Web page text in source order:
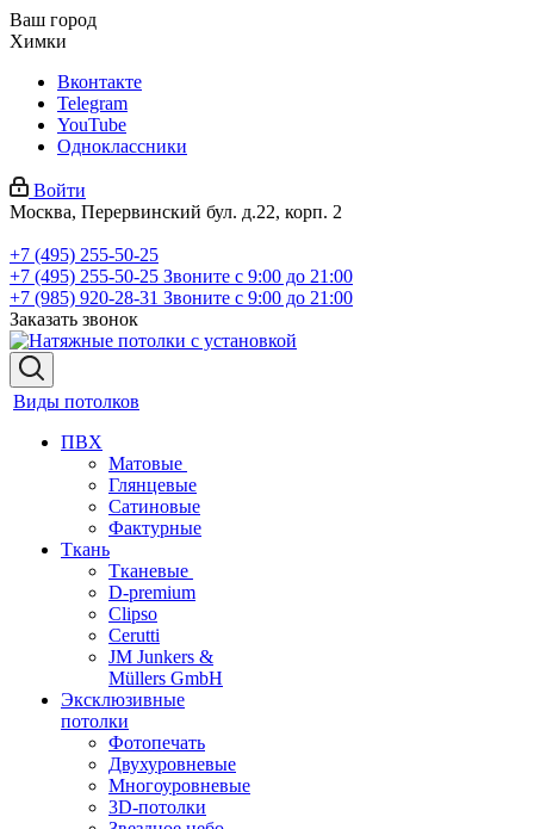
Ваш город
Химки
Вконтакте
Telegram
YouTube
Одноклассники
Войти
Москва, Перервинский бул. д.22, корп. 2
+7 (495) 255-50-25
+7 (495) 255-50-25 Звоните с 9:00 до 21:00
+7 (985) 920-28-31 Звоните с 9:00 до 21:00
Заказать звонок
Виды потолков
ПВХ
Матовые
Глянцевые
Сатиновые
Фактурные
Ткань
Тканевые
D-premium
Clipso
Cerutti
JM Junkers &
Müllers GmbH
Эксклюзивные
потолки
Фотопечать
Двухуровневые
Многоуровневые
3D-потолки